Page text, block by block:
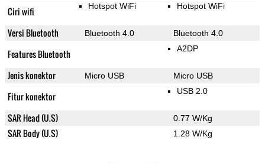
Ciri wifi Hotspot WiFi Hotspot WiFi
Versi Bluetooth Bluetooth 4.0 Bluetooth 4.0
Features Bluetooth A2DP
Jenis konektor Micro USB Micro USB
Fitur konektor USB 2.0
SAR Head (U.S) 0.77 W/Kg
SAR Body (U.S) 1.28 W/Kg